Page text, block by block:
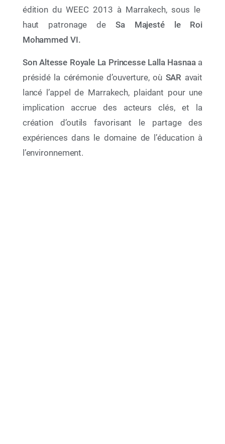
La 24e Réunion des Parties Contractantes
(COP24) à la Convention de Barcelone et à ses
Protocoles (Caire, Égypte — du 2 au 5 décembre
2025)
édition du WEEC 2013 à Marrakech, sous le
haut patronage de Sa Majesté le Roi
Mohammed VI.
Son Altesse Royale La Princesse Lalla Hasnaaa
présidé la cérémonie d’ouverture, où SAR avait
lancé l’appel de Marrakech, plaidant pour une
implication accrue des acteurs clés, et la
création d’outils favorisant le partage des
expériences dans le domaine de l’éducation à
l’environnement.